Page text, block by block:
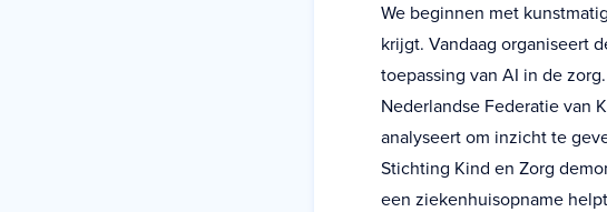
We beginnen met
krijgt. Vandaag organiseert
toepassing van AI in de
Nederlandse Federatie van
analyseert om inzicht te
Stichting Kind en Zorg
een ziekenhuisopname